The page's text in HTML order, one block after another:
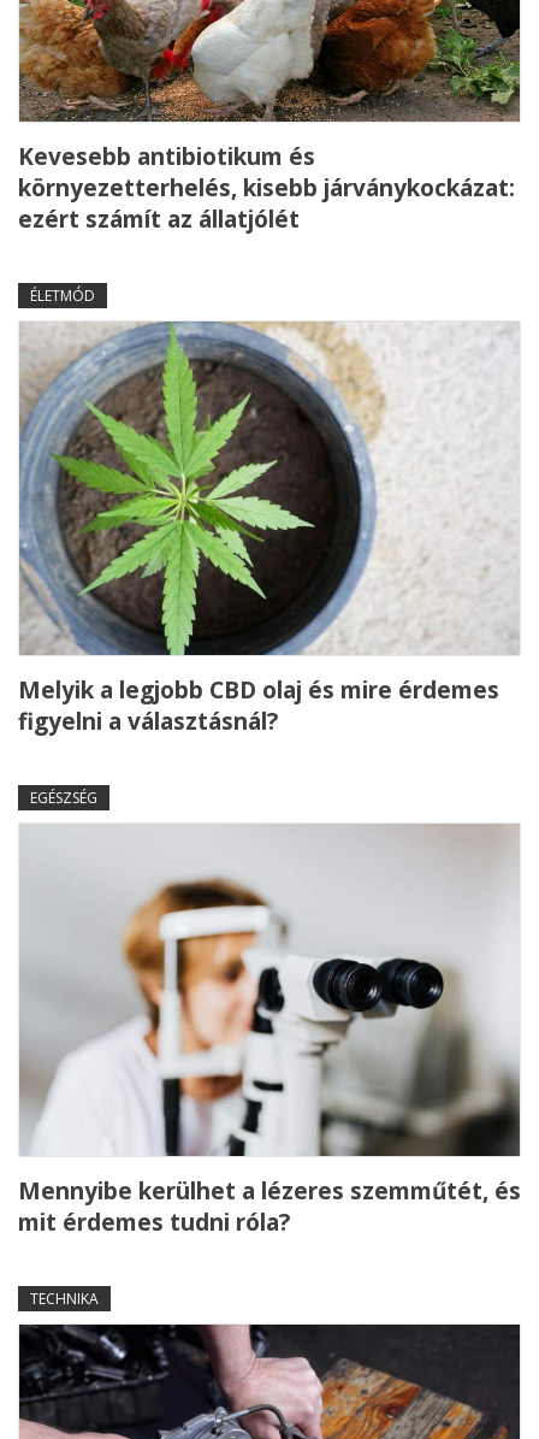
Kevesebb antibiotikum és
környezetterhelés, kisebb járványkockázat:
ezért számít az állatjólét
ÉLETMÓD
Melyik a legjobb CBD olaj és mire érdemes
figyelni a választásnál?
EGÉSZSÉG
Mennyibe kerülhet a lézeres szemműtét, és
mit érdemes tudni róla?
TECHNIKA